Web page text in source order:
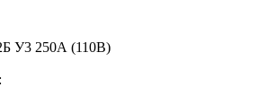
У3 250А (110В)